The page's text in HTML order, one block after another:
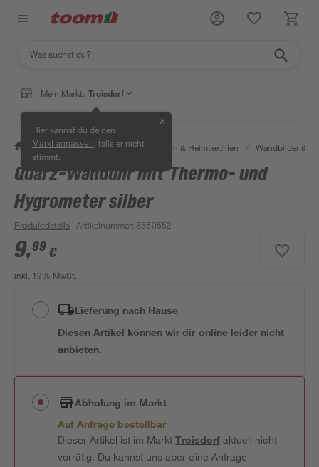
Mein Markt: Troisdorf
Hier kannst du deinen
Markt anpassen , falls er nicht
stimmt.
✕
/ Wohnen & Haushalt / Dekoration & Heimtextilien / Wandbilder &
Quarz-Wanduhr mit Thermo- und
Hygrometer silber
Produktdetails | Artikelnummer: 8550552
9,99 €
inkl. 19% MwSt.
Lieferung nach Hause
Diesen Artikel können wir dir online leider nicht
anbieten.
Abholung im Markt
Auf Anfrage bestellbar
Dieser Artikel ist im MarktTroisdorfaktuell nicht
vorrätig. Du kannst uns aber eine Anfrage